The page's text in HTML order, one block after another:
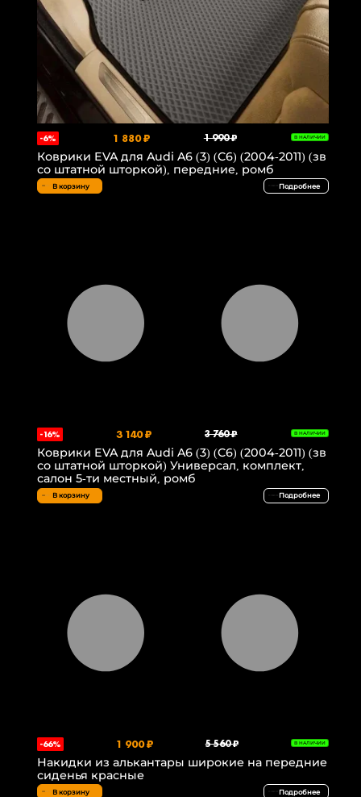
-6% 1 880 ₽ 1 990 ₽ В НАЛИЧИИ
Коврики EVA для Audi A6 (3) (C6) (2004-2011) (зв
со штатной шторкой), передние, ромб
В корзину Подробнее
-16% 3 140 ₽ 3 760 ₽ В НАЛИЧИИ
Коврики EVA для Audi A6 (3) (C6) (2004-2011) (зв
со штатной шторкой) Универсал, комплект,
салон 5-ти местный, ромб
В корзину Подробнее
-66% 1 900 ₽ 5 560 ₽ В НАЛИЧИИ
Накидки из алькантары широкие на передние
сиденья красные
В корзину Подробнее